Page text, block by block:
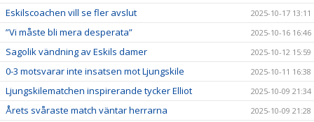
Eskilscoachen vill se fler avslut 2025-10-17 13:11
”Vi måste bli mera desperata” 2025-10-16 16:46
Sagolik vändning av Eskils damer 2025-10-12 15:59
0-3 motsvarar inte insatsen mot Ljungskile 2025-10-11 16:38
Ljungskilematchen inspirerande tycker Elliot 2025-10-09 21:34
Årets svåraste match väntar herrarna 2025-10-09 21:28